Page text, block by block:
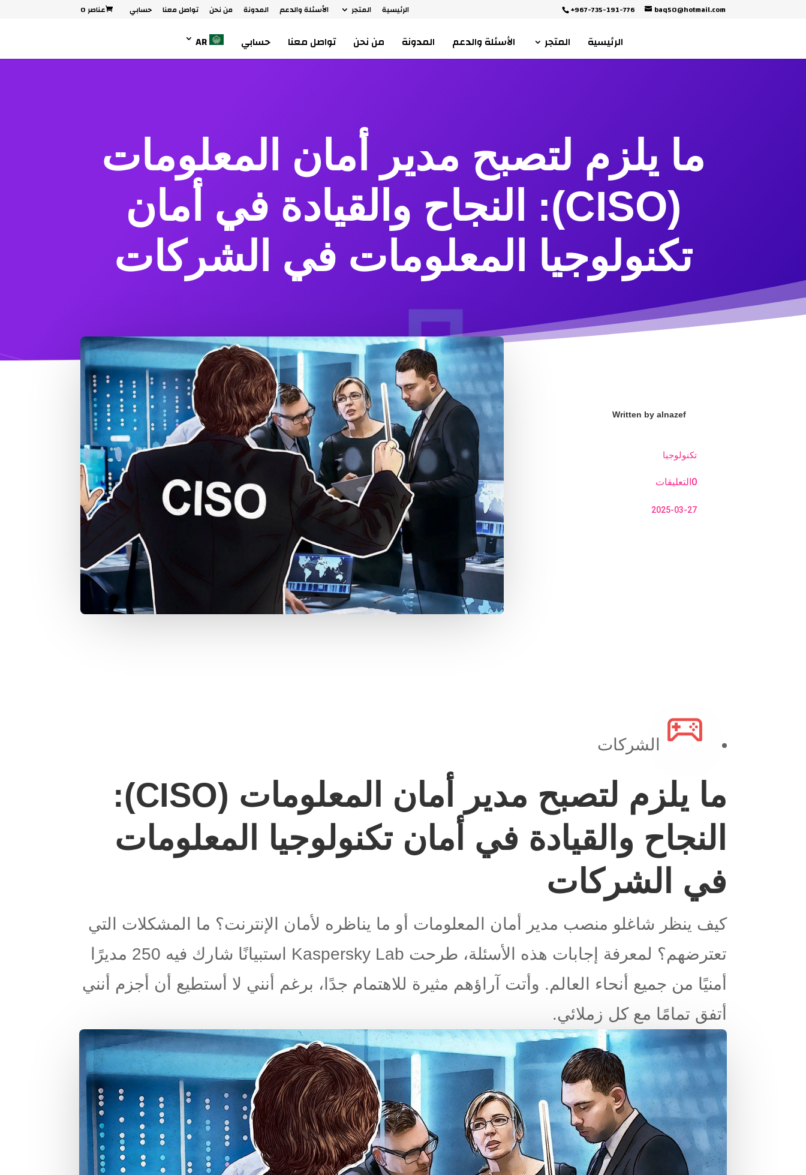
+967-735-191-776 baq50@hotmail.com الرئيسية المتجر الأسئلة والدعم المدونة من نحن تواصل معنا حسابي عناصر 0
الرئيسية المتجر الأسئلة والدعم المدونة من نحن تواصل معنا حسابي AR
ما يلزم لتصبح مدير أمان المعلومات
(CISO): النجاح والقيادة في أمان
تكنولوجيا المعلومات في الشركات
Written byalnazef
تكنولوجيا
0التعليقات
2025-03-27
الشركات
ما يلزم لتصبح مدير أمان المعلومات (CISO):
النجاح والقيادة في أمان تكنولوجيا المعلومات
في الشركات
كيف ينظر شاغلو منصب مدير أمان المعلومات أو ما يناظره لأمان الإنترنت؟ ما المشكلات التي
تعترضهم؟ لمعرفة إجابات هذه الأسئلة، طرحت Kaspersky Lab استبيانًا شارك فيه 250 مديرًا
أمنيًا من جميع أنحاء العالم. وأتت آراؤهم مثيرة للاهتمام جدًا، برغم أنني لا أستطيع أن أجزم أنني
أتفق تمامًا مع كل زملائي.